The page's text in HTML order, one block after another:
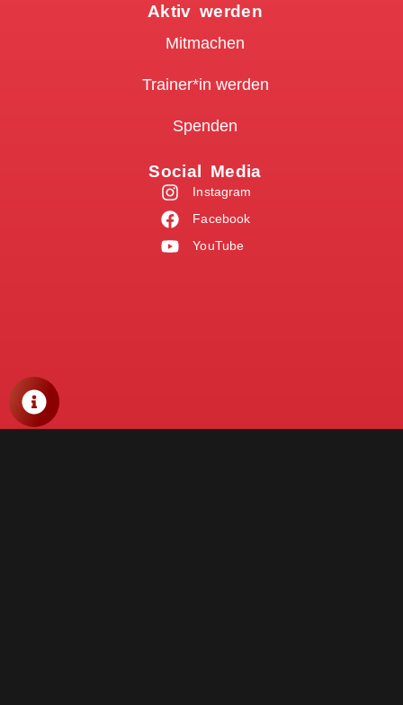
Aktiv werden
Mitmachen
Trainer*in werden
Spenden
Social Media
Instagram
Facebook
YouTube